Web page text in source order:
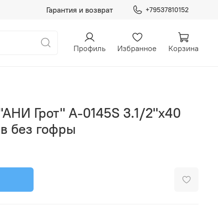
Гарантия и возврат +79537810152
Профиль Избранное Корзина
Грот" A-0145S 3.1/2"х40
без гофры